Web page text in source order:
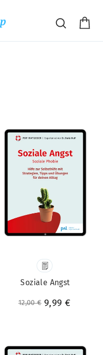
Suche
Soziale Angst
Normaler Preis
12,00 €
Sonderpreis
9,99 €